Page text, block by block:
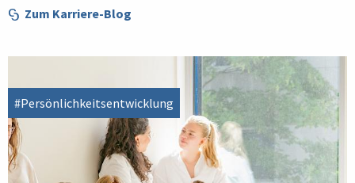
Zum Karriere-Blog
#Persönlichkeitsentwicklung